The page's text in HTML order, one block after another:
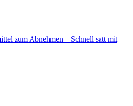
zum Abnehmen – Schnell satt mit